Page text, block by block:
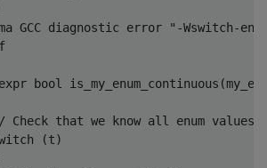
GCC diagnostic error
"-Wswitch-
bool is_my_enum_continuous (
Check that we know all enum
(t)